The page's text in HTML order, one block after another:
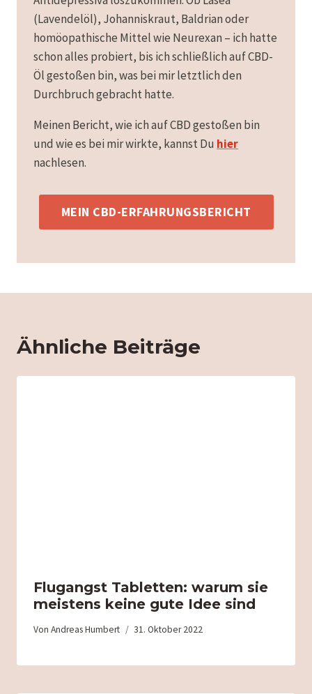
(Lavendelöl), Johanniskraut, Baldrian oder
homöopathische Mittel wie Neurexan – ich hatte
schon alles probiert, bis ich schließlich auf CBD-
Öl gestoßen bin, was bei mir letztlich den
Durchbruch gebracht hatte.
Meinen Bericht, wie ich auf CBD gestoßen bin
und wie es bei mir wirkte, kannst Du hier
nachlesen.
MEIN CBD-ERFAHRUNGSBERICHT
Ähnliche Beiträge
Flugangst Tabletten: warum sie
meistens keine gute Idee sind
Von Andreas Humbert 31. Oktober 2022